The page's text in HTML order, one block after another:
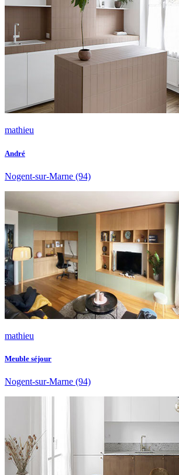
mathieu
André
Nogent-sur-Marne (94)
mathieu
Meuble séjour
Nogent-sur-Marne (94)